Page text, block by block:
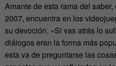
Amante de esta rama del
2007, encuentra en los
su devoción. «Si vas atrás lo
diálogos eran la forma más
esta va de preguntarse las